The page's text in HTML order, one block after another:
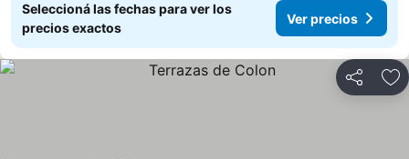
Seleccioná las fechas para ver los
precios exactos
Ver precios
Compartir